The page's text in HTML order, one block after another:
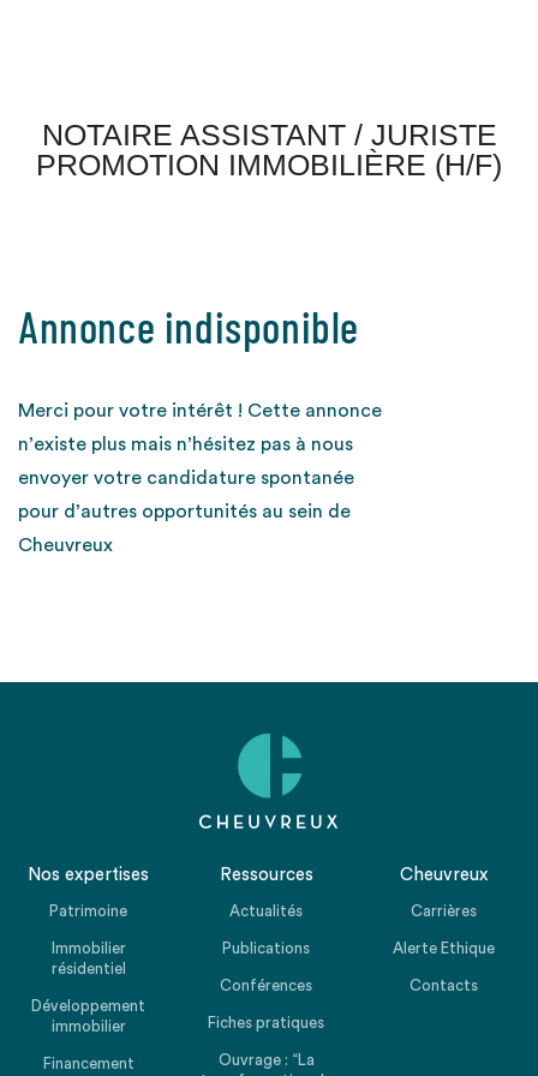
NOTAIRE ASSISTANT / JURISTE
PROMOTION IMMOBILIÈRE (H/F)
Annonce indisponible
Merci pour votre intérêt ! Cette annonce
n’existe plus mais n’hésitez pas à nous
envoyer votre candidature spontanée
pour d’autres opportunités au sein de
Cheuvreux
Nos expertises
Patrimoine
Immobilier
résidentiel
Développement
immobilier
Financement
Ressources
Actualités
Publications
Conférences
Fiches pratiques
Ouvrage : “La
Cheuvreux
Carrières
Alerte Ethique
Contacts